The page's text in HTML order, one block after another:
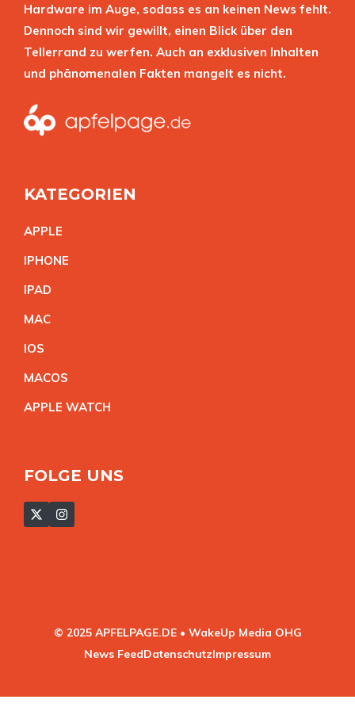
Hardware im Auge, sodass es an keinen News fehlt.
Dennoch sind wir gewillt, einen Blick über den
Tellerrand zu werfen. Auch an exklusiven Inhalten
und phänomenalen Fakten mangelt es nicht.
KATEGORIEN
APPLE
IPHONE
IPAD
MAC
IOS
MACOS
APPLE WATCH
FOLGE UNS
© 2025 APFELPAGE.DE • WakeUp Media OHG
News FeedDatenschutzImpressum